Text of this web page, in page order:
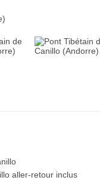
aller-retour inclus